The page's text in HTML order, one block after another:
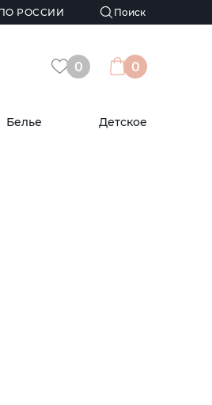
РОССИИ
0 0
Белье Детское